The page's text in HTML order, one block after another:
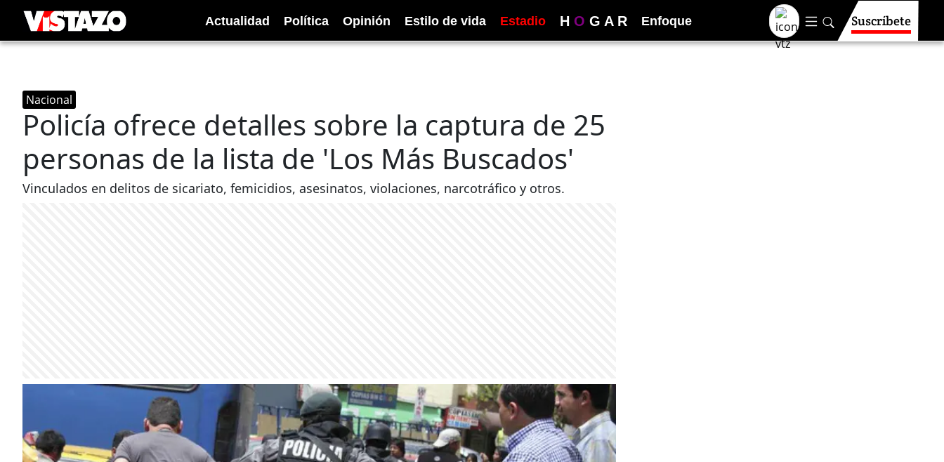
Actualidad Política Opinión Estilo de vida Estadio H O G A R Enfoque Suscríbete
Nacional
Policía ofrece detalles sobre la captura de 25
personas de la lista de 'Los Más Buscados'
Vinculados en delitos de sicariato, femicidios, asesinatos, violaciones, narcotráfico y otros.